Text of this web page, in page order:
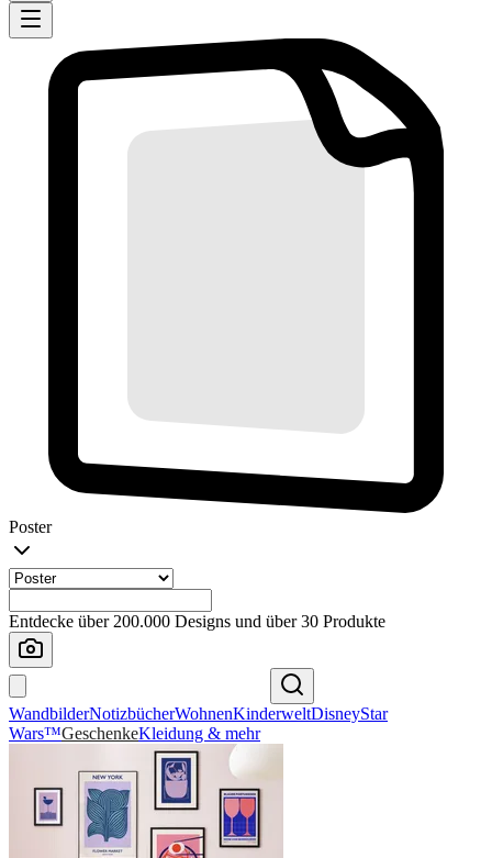
Poster
Entdecke über 200.000 Designs und über 30 Produkte
WandbilderNotizbücherWohnenKinderweltDisneyStar
Wars™GeschenkeKleidung & mehr